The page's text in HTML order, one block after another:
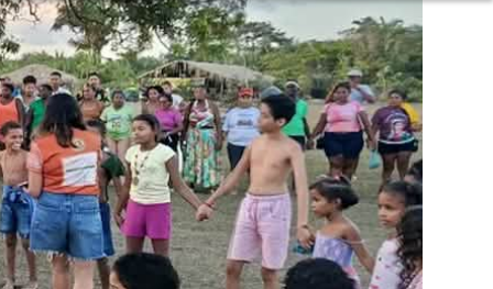
Salviamo la Foresta
Chi siamo
40 anni di Salviamo la Foresta
Contattaci
Trasparenza
Sede legale
Massimo impegno per